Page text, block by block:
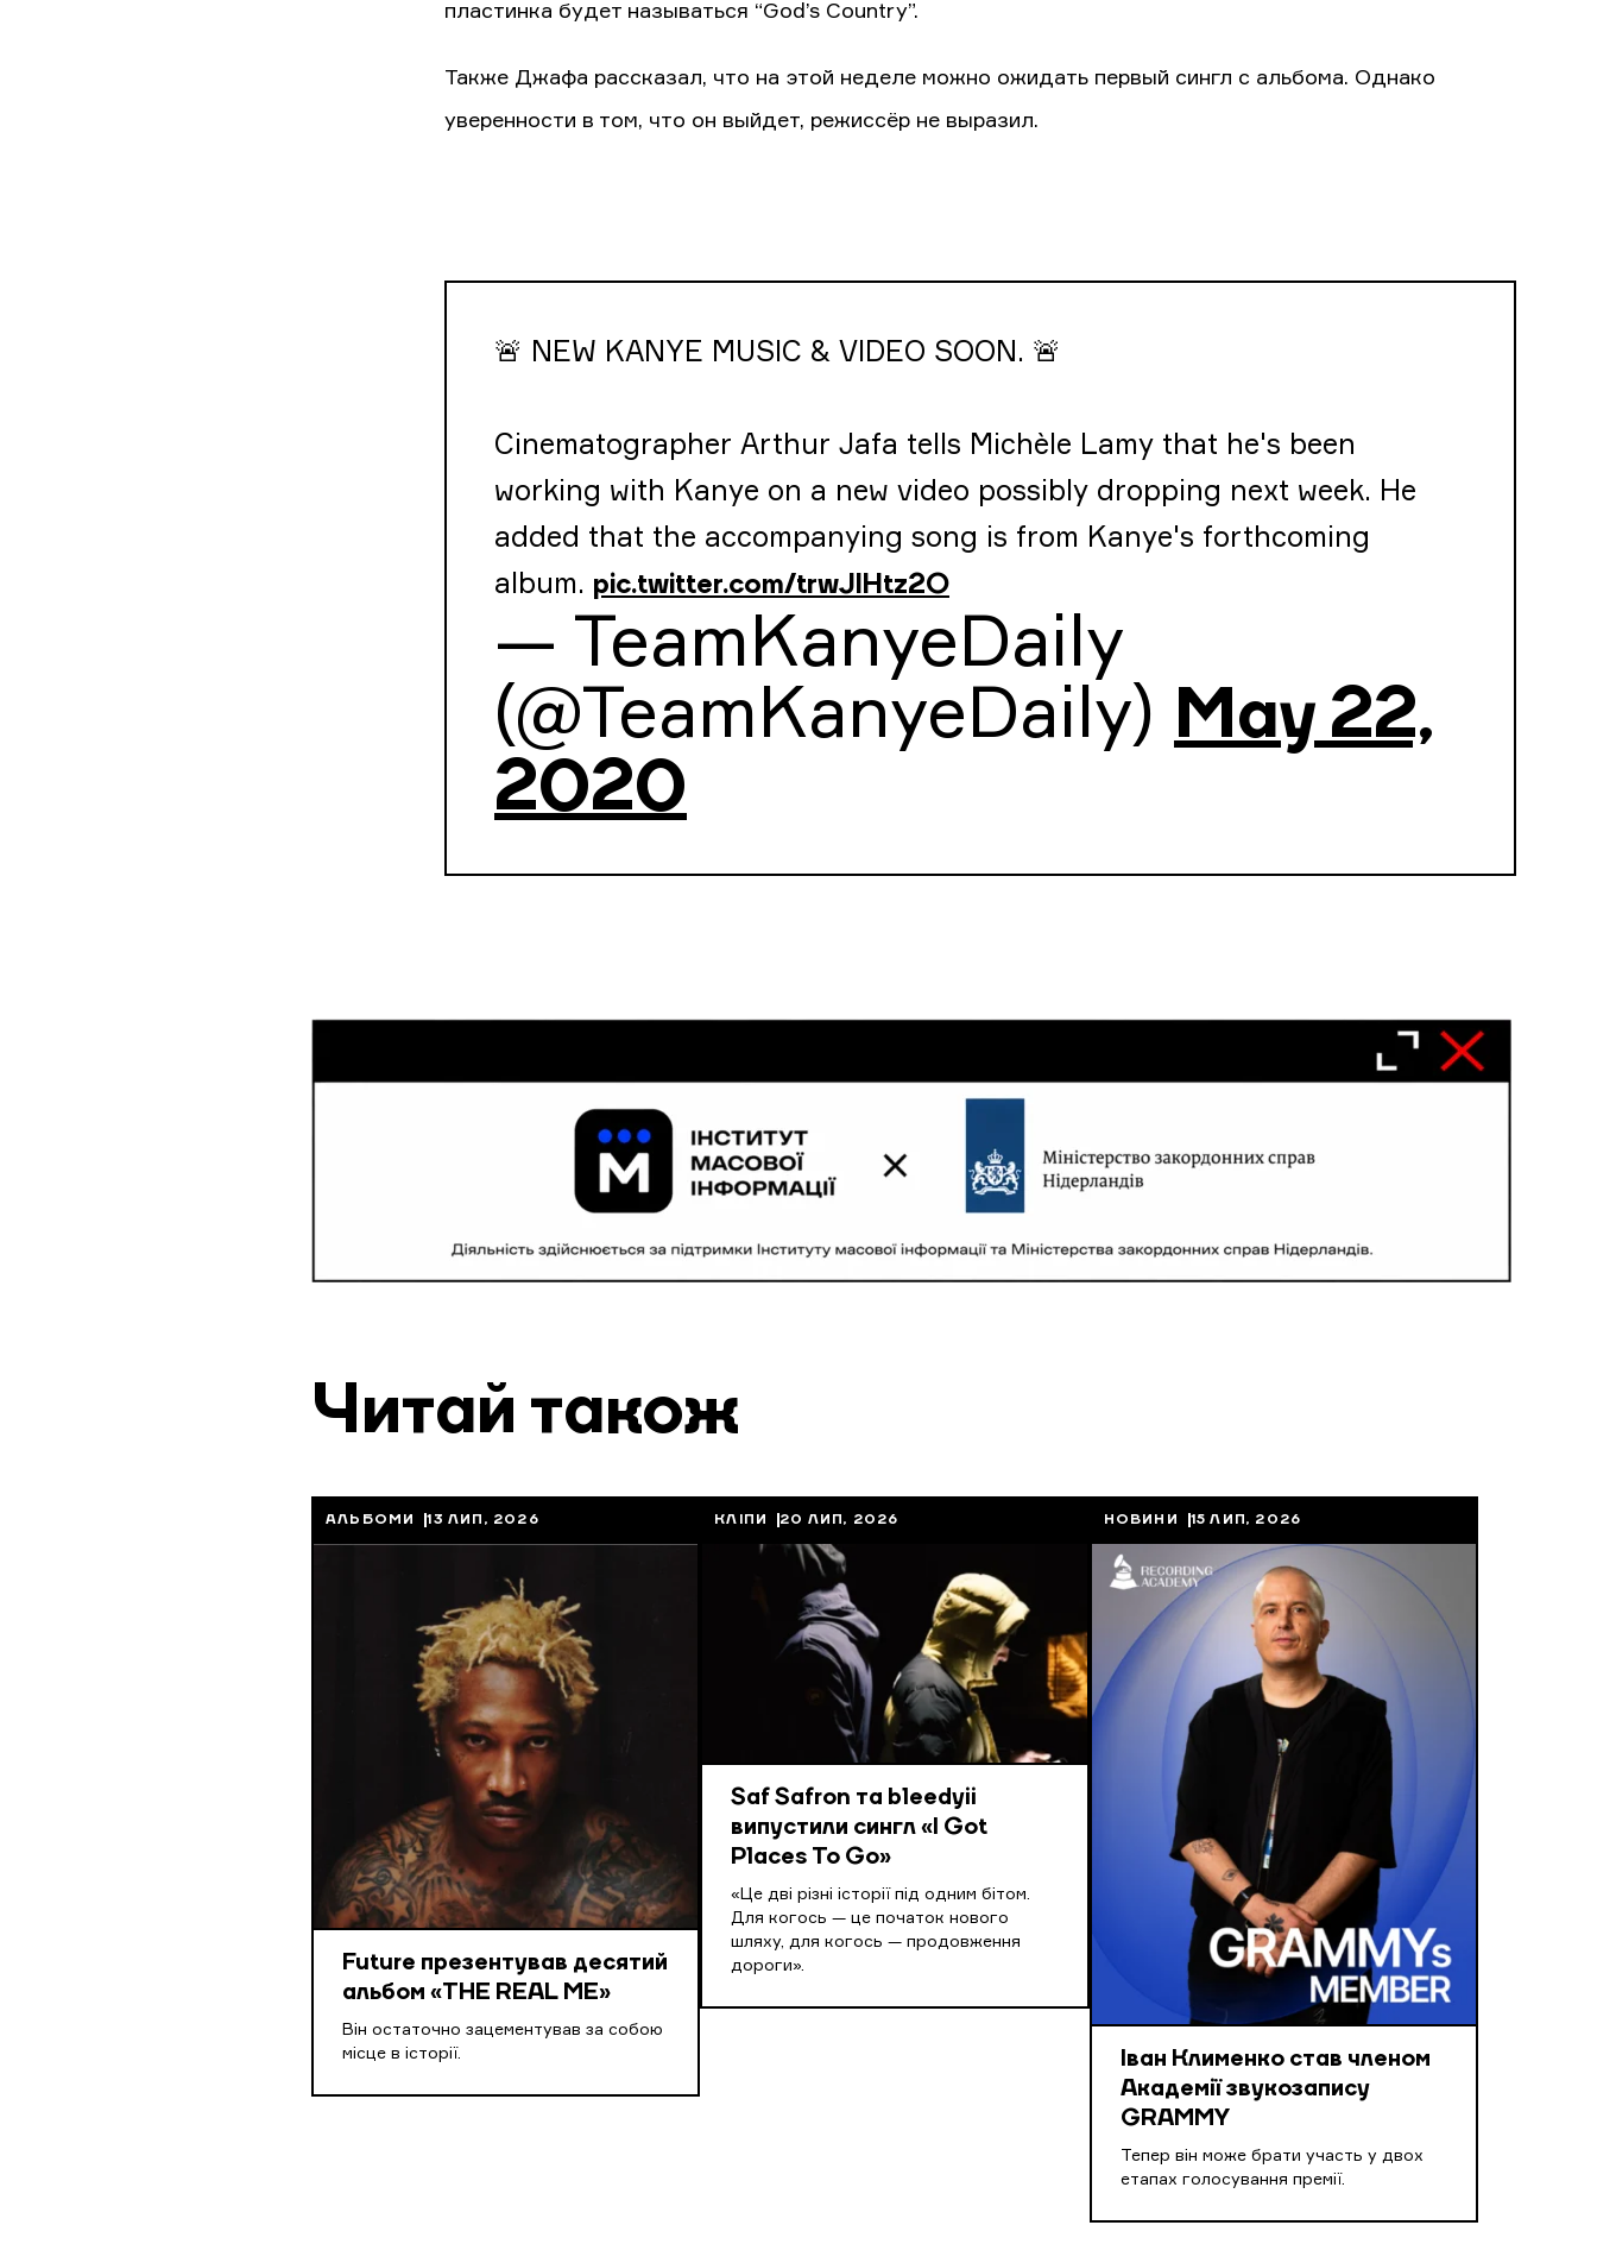
пластинка будет называться “God’s Country”.
Также Джафа рассказал, что на этой неделе можно ожидать первый сингл с альбома. Однако
уверенности в том, что он выйдет, режиссёр не выразил.
🚨 NEW KANYE MUSIC & VIDEO SOON. 🚨
Cinematographer Arthur Jafa tells Michèle Lamy that he's been
working with Kanye on a new video possibly dropping next week. He
added that the accompanying song is from Kanye's forthcoming
album. pic.twitter.com/trwJIHtz2O
— TeamKanyeDaily
(@TeamKanyeDaily) May 22,
2020
Читай також
АЛЬБОМИ 13 ЛИП, 2026
Future презентував десятий
альбом «THE REAL ME»
Він остаточно зацементував за собою
місце в історії.
КЛІПИ 20 ЛИП, 2026
Saf Safron та bleedyii
випустили сингл «I Got
Places To Go»
«Це дві різні історії під одним бітом.
Для когось — це початок нового
шляху, для когось — продовження
дороги».
НОВИНИ 15 ЛИП, 2026
Іван Клименко став членом
Академії звукозапису
GRAMMY
Тепер він може брати участь у двох
етапах голосування премії.